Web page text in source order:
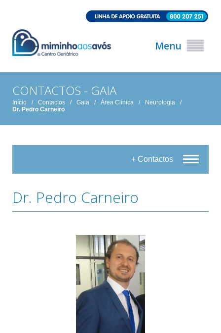
Menu
CONTACTOS - GAIA
Início / Contactos / Gaia / Área Clínica / Neurologia
/
Dr. Pedro Carneiro
+ Contactos
Dr. Pedro Carneiro